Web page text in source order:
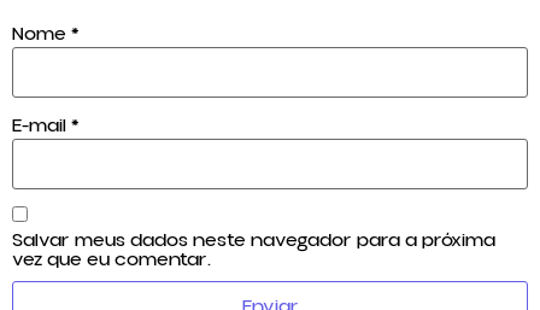
Nome *
E-mail*
Salvar meus dados neste navegador para a próxima
vez que eu comentar.